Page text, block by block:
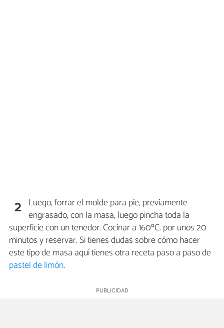
2 Luego, forrar el molde para pie, previamente
engrasado, con la masa, luego pincha toda la
superficie con un tenedor. Cocinar a 160ºC. por unos 20
minutos y reservar. Si tienes dudas sobre cómo hacer
este tipo de masa aquí tienes otra receta paso a paso de
pastel de limón.